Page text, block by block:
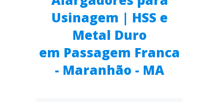
Usinagem | HSS e
Metal Duro
em Passagem Franca
- Maranhão - MA